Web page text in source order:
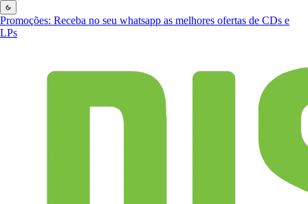
Promoções: Receba no seu whatsapp as melhores ofertas de CDs e
LPs